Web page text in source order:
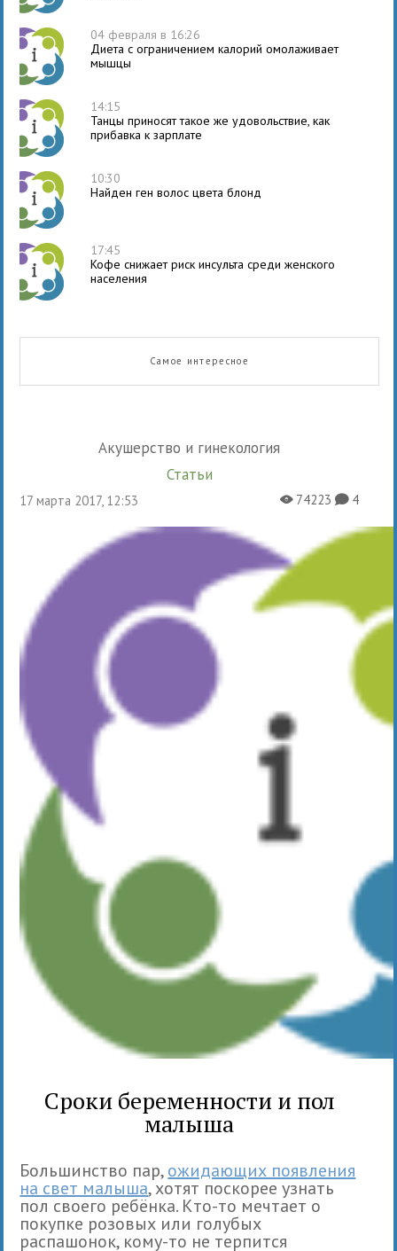
04 февраля в 16:26
Диета с ограничением калорий омолаживает
мышцы
14:15
Танцы приносят такое же удовольствие, как
прибавка к зарплате
10:30
Найден ген волос цвета блонд
17:45
Кофе снижает риск инсульта среди женского
населения
Самое интересное
Акушерство и гинекология
Статьи
17 марта 2017, 12:53 X74223K4
Сроки беременности и пол
малыша
Большинство пар,ожидающих появления
на свет малыша, хотят поскорее узнать
пол своего ребёнка. Кто-то мечтает о
покупке розовых или голубых
распашонок, кому-то не терпится